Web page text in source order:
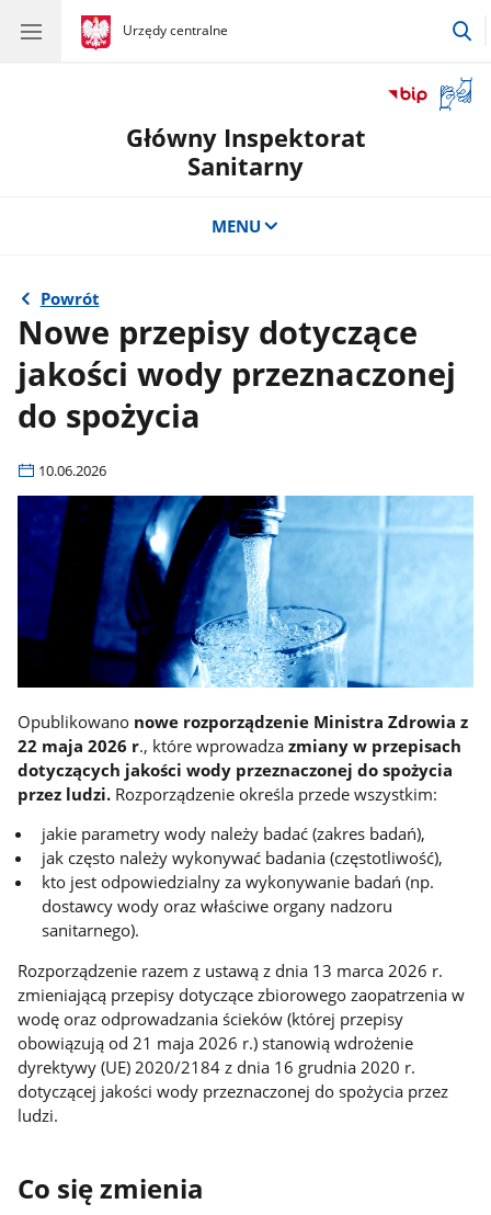
gov.pl
Urzędy centralne
gov.pl
Urzędy
okno
Główny Inspektorat
Sanitarny
MENU
Powrót
Nowe przepisy dotyczące
jakości wody przeznaczonej
do spożycia
10.06.2026
Opublikowano nowe rozporządzenie Ministra Zdrowia z
22 maja 2026 r., które wprowadzazmiany w przepisach
dotyczących jakości wody przeznaczonej do spożycia
przez ludzi. Rozporządzenie określa przede wszystkim:
jakie parametry wody należy badać (zakres badań),
jak często należy wykonywać badania (częstotliwość),
kto jest odpowiedzialny za wykonywanie badań (np.
dostawcy wody oraz właściwe organy nadzoru
sanitarnego).
Rozporządzenie razem z ustawą z dnia 13 marca 2026 r.
zmieniającą przepisy dotyczące zbiorowego zaopatrzenia w
wodę oraz odprowadzania ścieków (której przepisy
obowiązują od 21 maja 2026 r.) stanowią wdrożenie
dyrektywy (UE) 2020/2184 z dnia 16 grudnia 2020 r.
dotyczącej jakości wody przeznaczonej do spożycia przez
ludzi.
Co się zmienia